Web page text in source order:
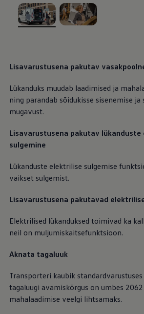
, /
Lisavarustusena pakutav
Lükanduks muudab laadimised ja
ning parandab sõidukisse sisenemise
mugavust.
Lisavarustusena pakutav lükanduste
sulgemine
Lükanduste elektrilise sulgemise
vaikset sulgemist.
Lisavarustusena pakutavad
Elektrilised lükanduksed toimivad ka
neil on muljumiskaitsefunktsioon.
Aknata tagaluuk
Transporteri kaubik
tagaluugi avamiskõrgus on umbes
mahalaadimise veelgi lihtsamaks.